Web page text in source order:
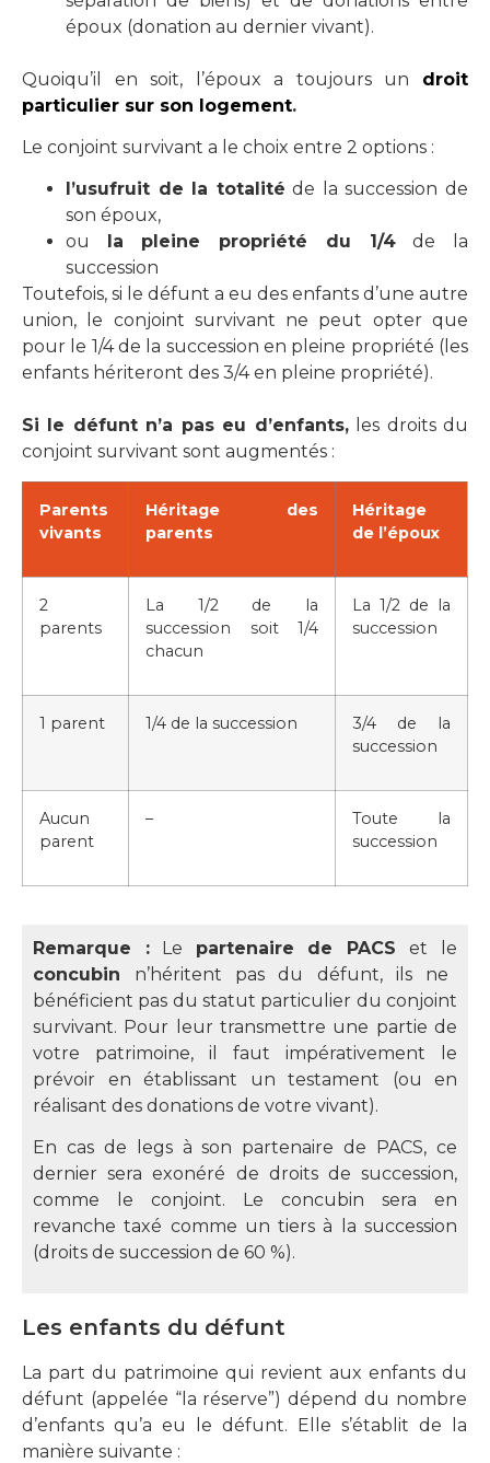
époux (donation au dernier vivant).
Quoiqu’il en soit, l’époux a toujours un droit
particulier sur son logement.
Le conjoint survivant a le choix entre 2 options :
l’usufruit de la totalité de la succession de
son époux,
ou
la pleine propriété du 1/4de la
succession
Toutefois, si le défunt a eu des enfants d’une autre
union, le conjoint survivant ne peut opter que
pour le 1/4 de la succession en pleine propriété (les
enfants hériteront des 3/4 en pleine propriété).
Si le défunt n’a pas eu d’enfants,les droits du
conjoint survivant sont augmentés :
Parents
vivants
Héritage des
parents
Héritage
de l’époux
2
parents
La 1/2 de la
succession soit 1/4
chacun
La 1/2 de la
succession
1 parent 1/4 de la succession
3/4 de la
succession
Aucun
parent
–
Toute la
succession
Remarque :Le partenaire de PACSet le
concubin n’héritent pas du défunt, ils ne
bénéficient pas du statut particulier du conjoint
survivant. Pour leur transmettre une partie de
votre patrimoine, il faut impérativement le
prévoir en établissant un testament (ou en
réalisant des donations de votre vivant).
En cas de legs à son partenaire de PACS, ce
dernier sera exonéré de droits de succession,
comme le conjoint. Le concubin sera en
revanche taxé comme un tiers à la succession
(droits de succession de 60 %).
Les enfants du défunt
La part du patrimoine qui revient aux enfants du
défunt (appelée “la réserve”) dépend du nombre
d’enfants qu’a eu le défunt. Elle s’établit de la
manière suivante :